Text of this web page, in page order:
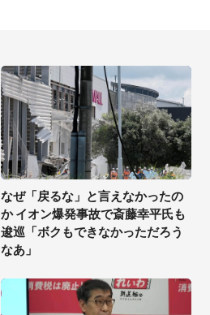
なぜ「戻るな」と言えなかったの
か イオン爆発事故で斎藤幸平氏も
逡巡「ボクもできなかっただろう
なあ」